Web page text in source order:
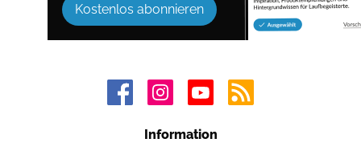
Kostenlos abonnieren
Information